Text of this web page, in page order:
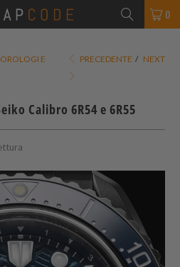
0
E
PRECEDENTE / NEXT
Calibro 6R54 e 6R55